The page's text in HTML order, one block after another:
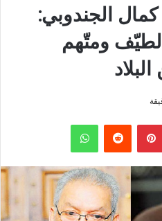
الجندوبي:
ومتّهم
بينتيريست واتساب